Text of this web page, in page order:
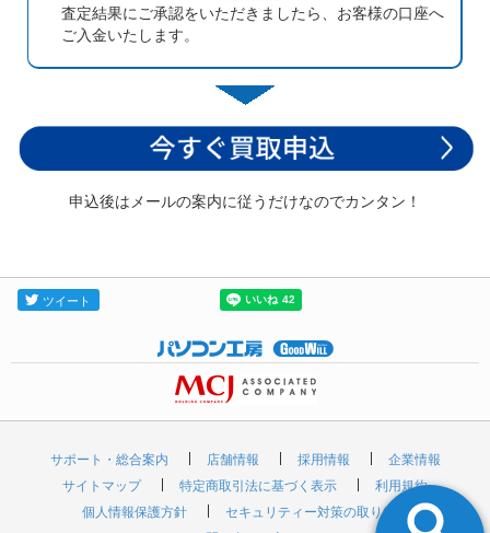
査定結果にご承認をいただきましたら、お客様の口座へ
ご入金いたします。
申込後はメールの案内に従うだけなのでカンタン！
サポート・総合案内 店舗情報 採用情報
企業情報
サイトマップ
特定商取引法に基づく表示
利用規約
個人情報保護方針
セキュリティー対策の取り組み